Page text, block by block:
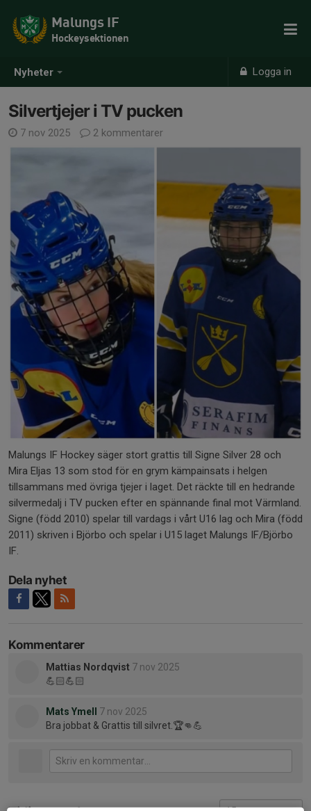
Nyheter Logga in
Malungs IF
Hockeysektionen
Silvertjejer i TV pucken
7 nov 2025 2 kommentarer
Malungs IF Hockey säger stort grattis till Signe Silver 28 och
Mira Eljas 13 som stod för en grym kämpainsats i helgen
tillsammans med övriga tjejer i laget. Det räckte till en hedrande
silvermedalj i TV pucken efter en spännande final mot Värmland.
Signe (född 2010) spelar till vardags i vårt U16 lag och Mira (född
2011) skriven i Björbo och spelar i U15 laget Malungs IF/Björbo
IF.
Dela nyhet
Kommentarer
Mattias Nordqvist 7 nov 2025
💪🏻💪🏻
Mats Ymell
7 nov 2025
Bra jobbat & Grattis till silvret.🏆👊💪